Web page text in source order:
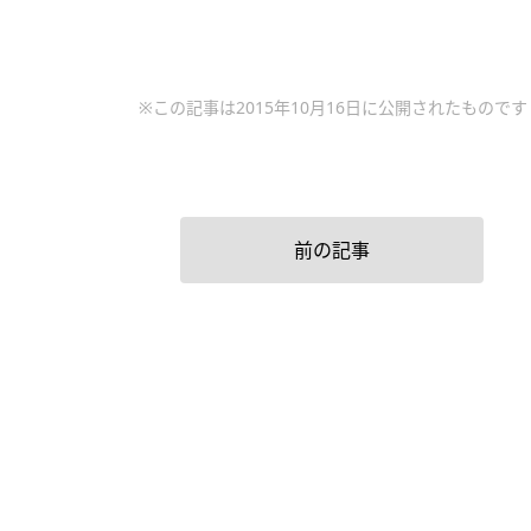
※この記事は2015年10月16日に公開されたものです
前の記事